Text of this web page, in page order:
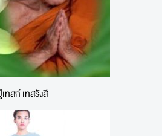
ทสก์ เทสรังสี